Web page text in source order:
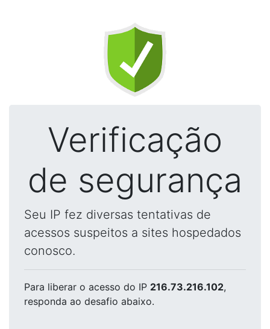
Verificação
de segurança
Seu IP fez diversas tentativas de
acessos suspeitos a sites hospedados
conosco.
Para liberar o acesso do IP 216.73.216.102,
responda ao desafio abaixo.